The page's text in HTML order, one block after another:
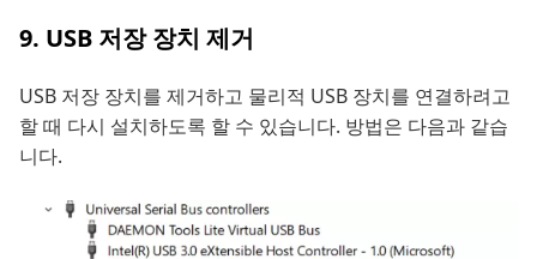
9. USB 저장 장치 제거
USB 저장 장치를 제거하고 물리적 USB 장치를 연결하려고
할 때 다시 설치하도록 할 수 있습니다. 방법은 다음과 같습
니다.